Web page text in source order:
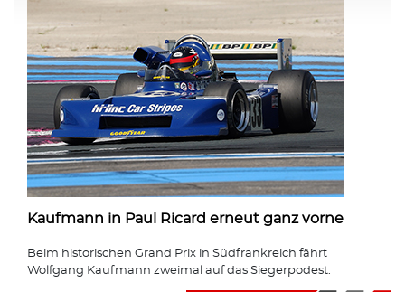
Kaufmann in Paul Ricard erneut ganz vorne
Beim historischen Grand Prix in Südfrankreich fährt
Wolfgang Kaufmann zweimal auf das Siegerpodest.